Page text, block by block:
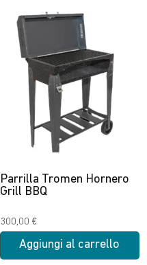
150,00 €
a
175,00 €
varianti.
possono
pagina
prodotto
Parrilla Tromen Hornero
Grill BBQ
300,00 €
Aggiungi al carrello